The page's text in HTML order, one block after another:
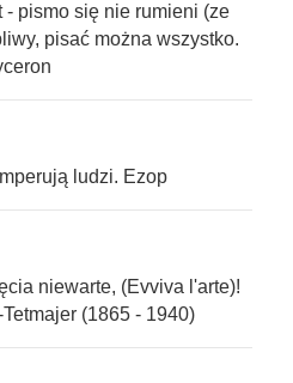
- pismo się nie rumieni (ze
pisać można wszystko.
ludzi. Ezop
niewarte, (Evviva l'arte)!
(1865 - 1940)